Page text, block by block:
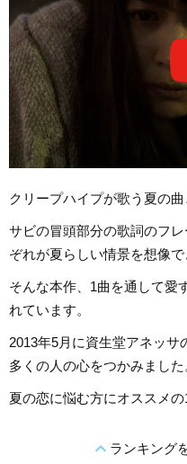
クリープハイプが歌う夏の
サビの冒頭部分の歌詞のフ
ぞれが夏らしい情景を想像で
そんな本作、1曲を通して愛
れています。
2013年5月に資生堂アネッサ
多くの人の心をつかみました
夏の恋に悩む方にオススメの
expand_lessランキング